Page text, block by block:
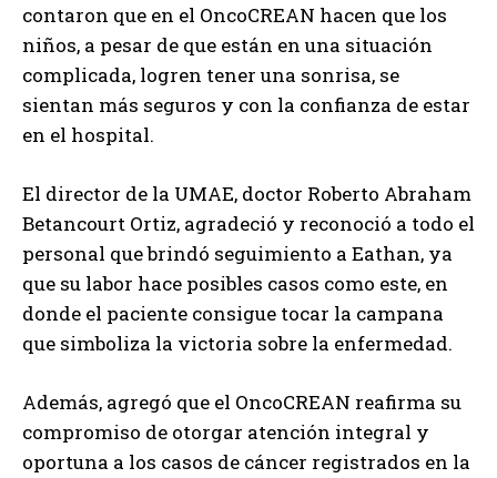
contaron que en el OncoCREAN hacen que los
niños, a pesar de que están en una situación
complicada, logren tener una sonrisa, se
sientan más seguros y con la confianza de estar
en el hospital.
El director de la UMAE, doctor Roberto Abraham
Betancourt Ortiz, agradeció y reconoció a todo el
personal que brindó seguimiento a Eathan, ya
que su labor hace posibles casos como este, en
donde el paciente consigue tocar la campana
que simboliza la victoria sobre la enfermedad.
Además, agregó que el OncoCREAN reafirma su
compromiso de otorgar atención integral y
oportuna a los casos de cáncer registrados en la